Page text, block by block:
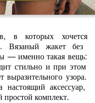
в которых хочется
Вязаный жакетбез
— именно такая вещь:
стильнои при этом
выразительного узора.
настоящий аксессуар,
простой комплект.